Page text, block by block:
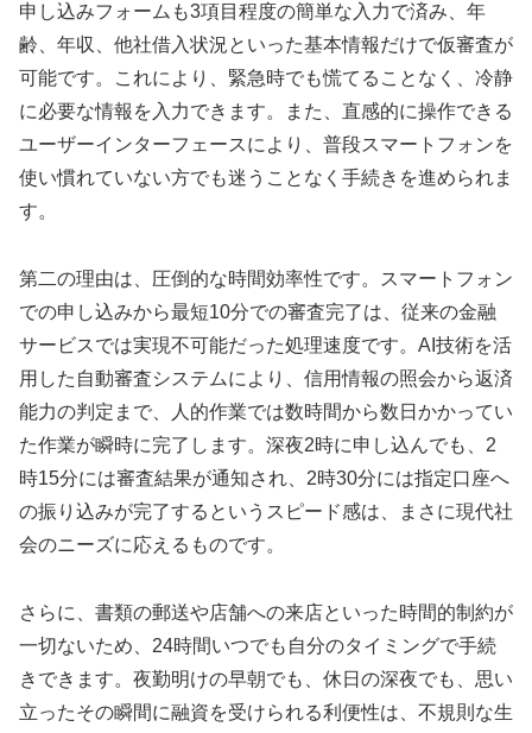
申し込みフォームも3項目程度の簡単な入力で済み、年
齢、年収、他社借入状況といった基本情報だけで仮審査が
可能です。これにより、緊急時でも慌てることなく、冷静
に必要な情報を入力できます。また、直感的に操作できる
ユーザーインターフェースにより、普段スマートフォンを
使い慣れていない方でも迷うことなく手続きを進められま
す。
第二の理由は、圧倒的な時間効率性です。スマートフォン
での申し込みから最短10分での審査完了は、従来の金融
サービスでは実現不可能だった処理速度です。AI技術を活
用した自動審査システムにより、信用情報の照会から返済
能力の判定まで、人的作業では数時間から数日かかってい
た作業が瞬時に完了します。深夜2時に申し込んでも、2
時15分には審査結果が通知され、2時30分には指定口座へ
の振り込みが完了するというスピード感は、まさに現代社
会のニーズに応えるものです。
さらに、書類の郵送や店舗への来店といった時間的制約が
一切ないため、24時間いつでも自分のタイミングで手続
きできます。夜勤明けの早朝でも、休日の深夜でも、思い
立ったその瞬間に融資を受けられる利便性は、不規則な生